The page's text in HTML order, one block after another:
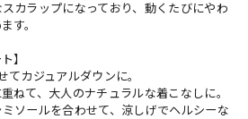
カラップになっており、動くたびにやわ
す。
】
てカジュアルダウンに。
ねて、大人のナチュラルな着こなしに。
ソールを合わせて、涼しげでヘルシーな